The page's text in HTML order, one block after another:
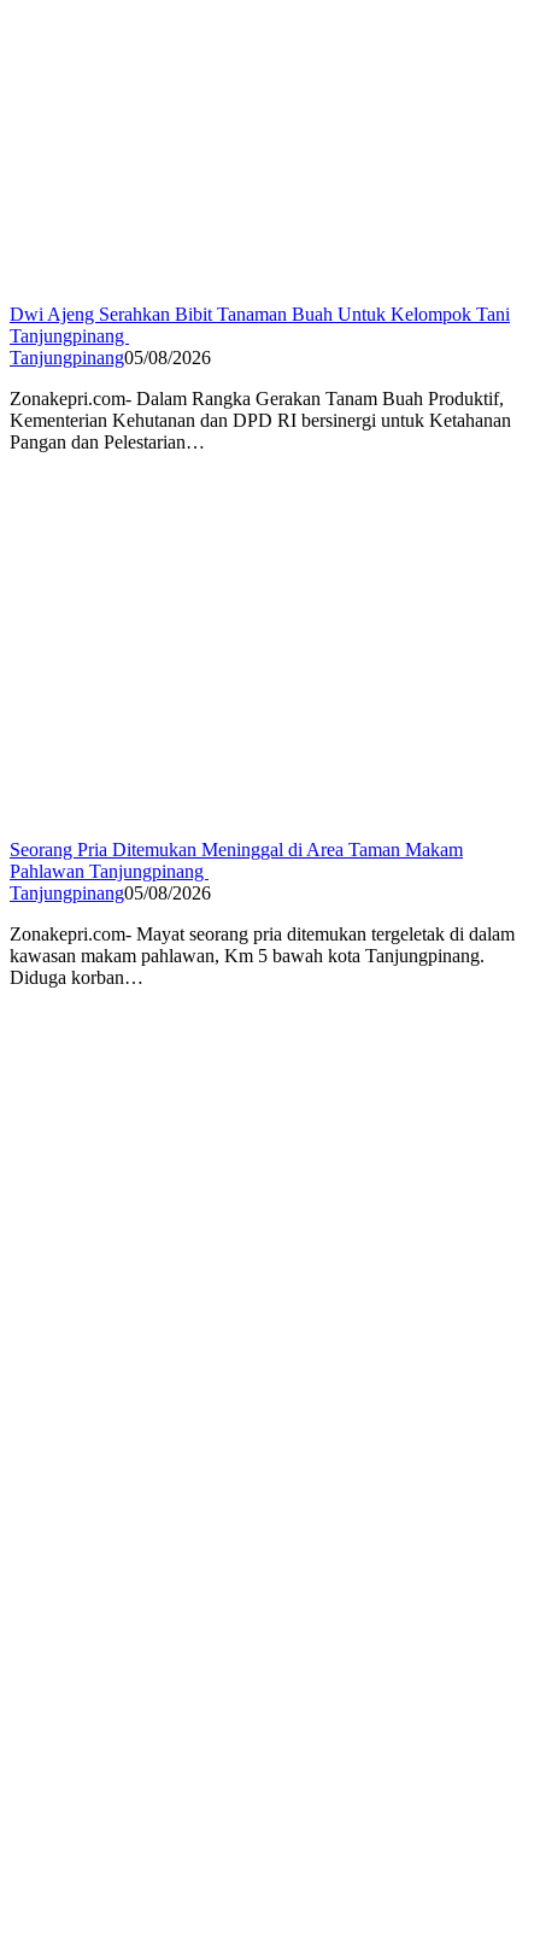
Dwi Ajeng Serahkan Bibit Tanaman Buah Untuk Kelompok Tani
Tanjungpinang
Tanjungpinang05/08/2026
Zonakepri.com- Dalam Rangka Gerakan Tanam Buah Produktif,
Kementerian Kehutanan dan DPD RI bersinergi untuk Ketahanan
Pangan dan Pelestarian…
Seorang Pria Ditemukan Meninggal di Area Taman Makam
Pahlawan Tanjungpinang
Tanjungpinang05/08/2026
Zonakepri.com- ‎Mayat seorang pria ditemukan tergeletak di dalam
kawasan makam pahlawan, Km 5 bawah kota Tanjungpinang.
Diduga korban…